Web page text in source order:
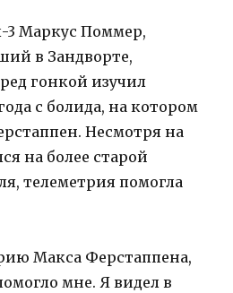
Маркус Поммер,
в Зандворте,
гонкой изучил
с болида, на котором
Несмотря на
на более старой
телеметрия помогла
Макса Ферстаппена,
мне. Я видел в